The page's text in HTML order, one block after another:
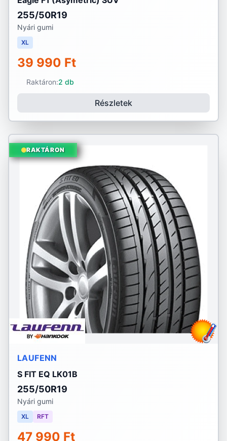
255/50R19
Nyári gumi
XL
39 990 Ft
Raktáron:2 db
Részletek
RAKTÁRON
LAUFENN
S FIT EQ LK01B
255/50R19
Nyári gumi
XL RFT
47 990 Ft